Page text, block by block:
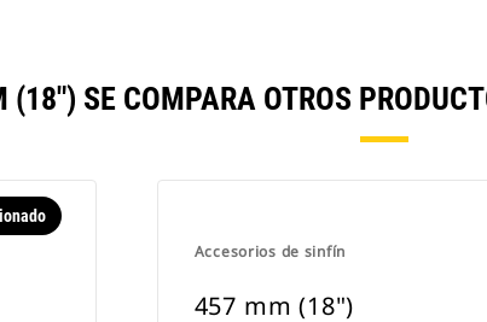
SE COMPARA OTROS
Accesorios de sinfín
457 mm (18")